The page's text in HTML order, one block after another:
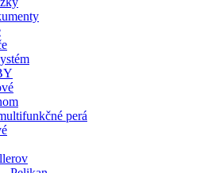
perá